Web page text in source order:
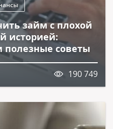
займ с плохой
историей:
полезные советы
190 749